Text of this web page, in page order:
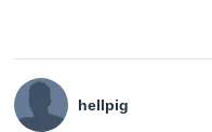
hellpig